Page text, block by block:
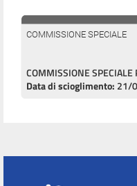
COMMISSIONE SPECIALE
COMMISSIONE SPECIALE
Data di scioglimento: 21/